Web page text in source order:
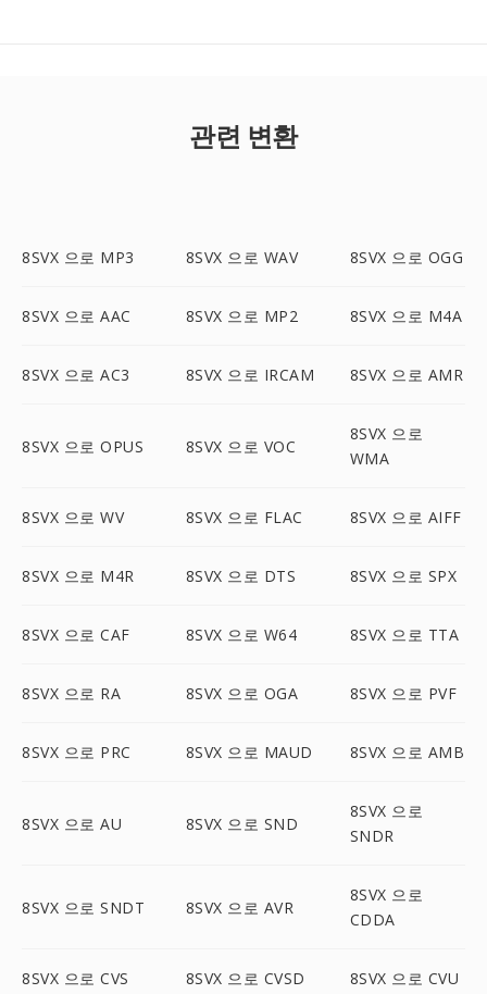
관련 변환
8SVX 으로 MP3 8SVX 으로 WAV 8SVX 으로 OGG
8SVX 으로 AAC 8SVX 으로 MP2 8SVX 으로 M4A
8SVX 으로 AC3 8SVX 으로 IRCAM 8SVX 으로 AMR
8SVX 으로 OPUS 8SVX 으로 VOC
8SVX 으로
WMA
8SVX 으로 WV 8SVX 으로 FLAC 8SVX 으로 AIFF
8SVX 으로 M4R 8SVX 으로 DTS 8SVX 으로 SPX
8SVX 으로 CAF 8SVX 으로 W64 8SVX 으로 TTA
8SVX 으로 RA 8SVX 으로 OGA 8SVX 으로 PVF
8SVX 으로 PRC 8SVX 으로 MAUD 8SVX 으로 AMB
8SVX 으로 AU 8SVX 으로 SND
8SVX 으로
SNDR
8SVX 으로 SNDT 8SVX 으로 AVR
8SVX 으로
CDDA
8SVX 으로 CVS 8SVX 으로 CVSD 8SVX 으로 CVU